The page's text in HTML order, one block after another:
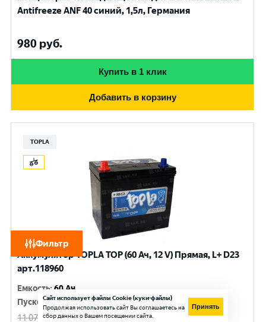
Фильтр
Antifreeze ANF 40 синий, 1,5л, Германия
980 руб.
Купить в 1 клик
Добавить в корзину
TOPLA
Аккумулятор TOPLA TOP (60 Ач, 12 V) Прямая, L+ D23
арт.118960
Емкость:60 Ач
Пусковой ток:600 A
11 070 руб.
Сайт использует файлы Cookie (куки-файлы)
Продолжая использовать сайт Вы соглашаетесь на
сбор данных о Вашем посещении сайта.
Принять